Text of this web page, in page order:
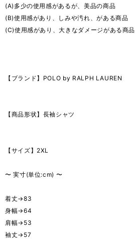
(A)多少の使用感があるが、美品の商品
(B)使用感があり、しみや汚れ、がある商品
(C)使用感があり、大きなダメージがある商品
【ブランド】POLO by RALPH LAUREN
【商品形状】長袖シャツ
【サイズ】2XL
〜 実寸(単位:cm) 〜
着丈→83
身幅→64
肩幅→53
袖丈→57